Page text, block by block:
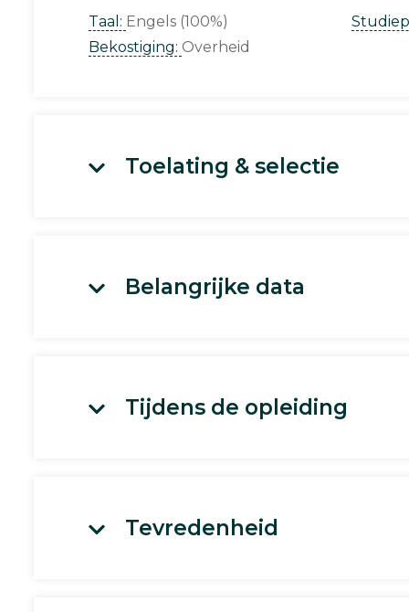
Taal: Engels (100%)
Bekostiging: Overheid
Toelating & selectie
Belangrijke data
Tijdens de opleiding
Tevredenheid